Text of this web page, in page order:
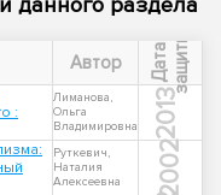
Автор Д
а
т
а
з
а
щ
и
т ы
:
Лиманова,
Ольга
Владимировна
2013
Руткевич,
Наталия
Алексеевна
2002